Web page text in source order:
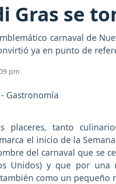
Gras se
carnaval de
ya en punto de
pm
placeres, tanto
el inicio de la
del carnaval que se
Unidos) y que por
como un pequeño